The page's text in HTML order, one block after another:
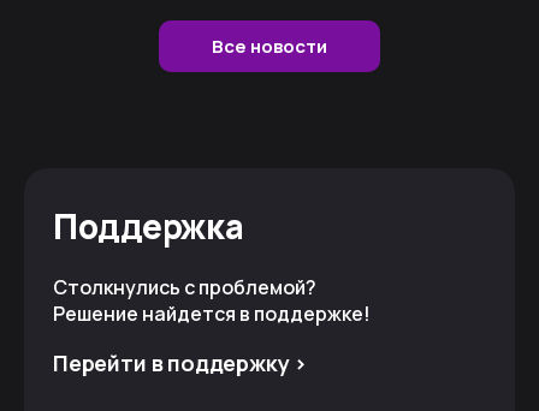
Все новости
Поддержка
Столкнулись с проблемой?
Решение найдется в поддержке!
Перейти в поддержку >